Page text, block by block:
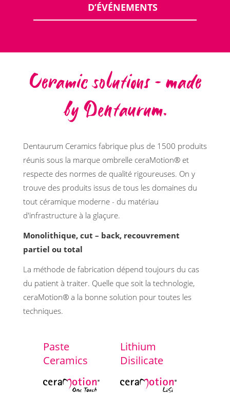
D’ÉVÉNEMENTS
Ceramic solutions – made
by Dentaurum.
Dentaurum Ceramics fabrique plus de 1500 produits
réunis sous la marque ombrelle ceraMotion® et
respecte des normes de qualité rigoureuses. On y
trouve des produits issus de tous les domaines du
tout céramique moderne - du matériau
d'infrastructure à la glaçure.
Monolithique, cut – back, recouvrement
partiel ou total
La méthode de fabrication dépend toujours du cas
du patient à traiter. Quelle que soit la technologie,
ceraMotion® a la bonne solution pour toutes les
techniques.
Paste
Ceramics
Lithium
Disilicate